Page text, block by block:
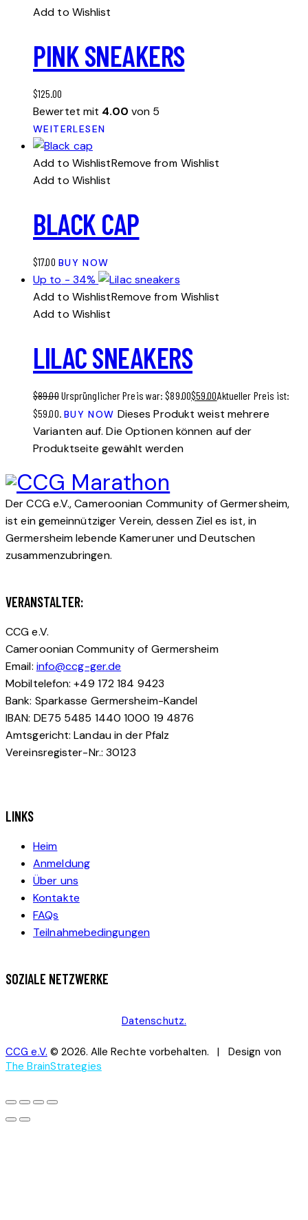
Add to Wishlist
PINK SNEAKERS
$125.00
Bewertet mit 4.00 von 5
WEITERLESEN
Add to WishlistRemove from Wishlist
Add to Wishlist
BLACK CAP
$17.00 BUY NOW
Up to - 34%
Add to WishlistRemove from Wishlist
Add to Wishlist
LILAC SNEAKERS
$89.00Ursprünglicher Preis war: $89.00$59.00Aktueller Preis ist:
$59.00. BUY NOW Dieses Produkt weist mehrere
Varianten auf. Die Optionen können auf der
Produktseite gewählt werden
Der CCG e.V., Cameroonian Community of Germersheim,
ist ein gemeinnütziger Verein, dessen Ziel es ist, in
Germersheim lebende Kameruner und Deutschen
zusammenzubringen.
VERANSTALTER:
CCG e.V.
Cameroonian Community of Germersheim
Email: info@ccg-ger.de
Mobiltelefon: +49 172 184 9423
Bank: Sparkasse Germersheim-Kandel
IBAN: DE75 5485 1440 1000 19 4876
Amtsgericht: Landau in der Pfalz
Vereinsregister-Nr.: 30123
LINKS
Heim
Anmeldung
Über uns
Kontakte
FAQs
Teilnahmebedingungen
SOZIALE NETZWERKE
Datenschutz.
CCG e.V. © 2026. Alle Rechte vorbehalten. | Design von
The BrainStrategies